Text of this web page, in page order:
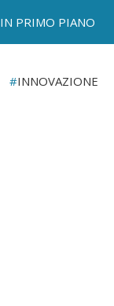
IN PRIMO PIANO
INNOVAZIONE